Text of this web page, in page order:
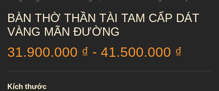
BÀN THỜ THẦN TÀI TAM CẤP DÁT
VÀNG MÃN ĐƯỜNG
31.900.000 ₫ - 41.500.000 ₫
Kích thước